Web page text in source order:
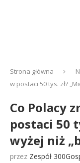
Strona główna
w postaci 50 tys. zł?
Co Polacy
postaci 50
wyżej niż
przez Zespół